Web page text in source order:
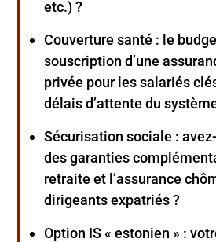
etc.) ?
Couverture santé : le
souscription d’une
privée pour les salariés
délais d’attente du
Sécurisation sociale :
des garanties
retraite et l’assurance
dirigeants expatriés ?
Option IS « estonien » :